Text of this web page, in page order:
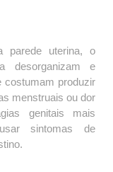
parede uterina, o
desorganizam e
costumam produzir
menstruais ou dor
genitais mais
sintomas de